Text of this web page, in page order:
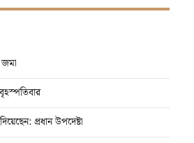
প্রধান উপদেষ্টা